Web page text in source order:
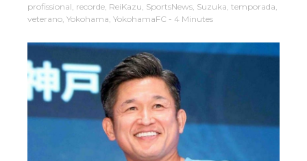
profissional recorde ReiKazu SportsNews Suzuka temporada
veterano Yokohama YokohamaFC - 4 Minutes